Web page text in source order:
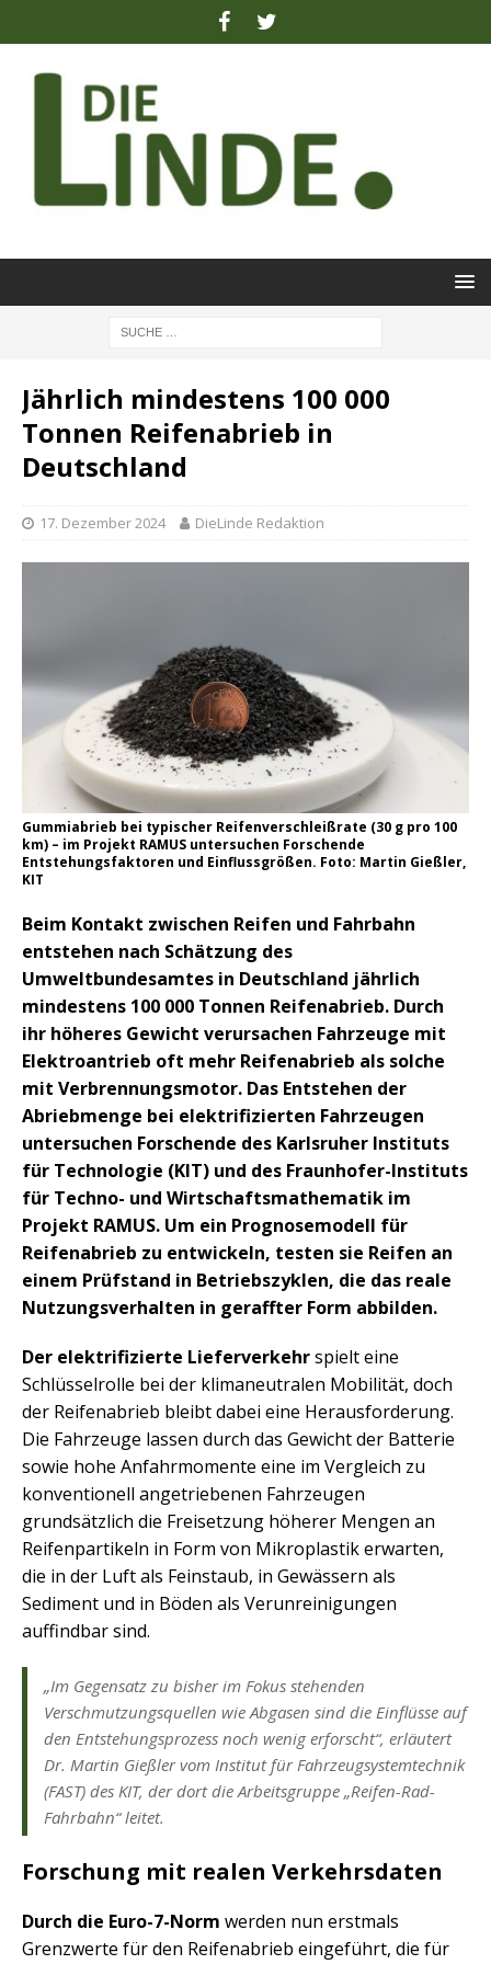
Jährlich mindestens 100 000
Tonnen Reifenabrieb in
Deutschland
17. Dezember 2024 DieLinde Redaktion
Gummiabrieb bei typischer Reifenverschleißrate (30 g pro 100
km) – im Projekt RAMUS untersuchen Forschende
Entstehungsfaktoren und Einflussgrößen. Foto: Martin Gießler,
KIT
Beim Kontakt zwischen Reifen und Fahrbahn
entstehen nach Schätzung des
Umweltbundesamtes in Deutschland jährlich
mindestens 100 000 Tonnen Reifenabrieb. Durch
ihr höheres Gewicht verursachen Fahrzeuge mit
Elektroantrieb oft mehr Reifenabrieb als solche
mit Verbrennungsmotor. Das Entstehen der
Abriebmenge bei elektrifizierten Fahrzeugen
untersuchen Forschende des Karlsruher Instituts
für Technologie (KIT) und des Fraunhofer-Instituts
für Techno- und Wirtschaftsmathematik im
Projekt RAMUS. Um ein Prognosemodell für
Reifenabrieb zu entwickeln, testen sie Reifen an
einem Prüfstand in Betriebszyklen, die das reale
Nutzungsverhalten in geraffter Form abbilden.
Der elektrifizierte Lieferverkehrspielt eine
Schlüsselrolle bei der klimaneutralen Mobilität, doch
der Reifenabrieb bleibt dabei eine Herausforderung.
Die Fahrzeuge lassen durch das Gewicht der Batterie
sowie hohe Anfahrmomente eine im Vergleich zu
konventionell angetriebenen Fahrzeugen
grundsätzlich die Freisetzung höherer Mengen an
Reifenpartikeln in Form von Mikroplastik erwarten,
die in der Luft als Feinstaub, in Gewässern als
Sediment und in Böden als Verunreinigungen
auffindbar sind.
„Im Gegensatz zu bisher im Fokus stehenden
Verschmutzungsquellen wie Abgasen sind die Einflüsse auf
den Entstehungsprozess noch wenig erforscht“, erläutert
Dr. Martin Gießler vom Institut für Fahrzeugsystemtechnik
(FAST) des KIT, der dort die Arbeitsgruppe „Reifen-Rad-
Fahrbahn“ leitet.
Forschung mit realen Verkehrsdaten
Durch die Euro-7-Norm werden nun erstmals
Grenzwerte für den Reifenabrieb eingeführt, die für